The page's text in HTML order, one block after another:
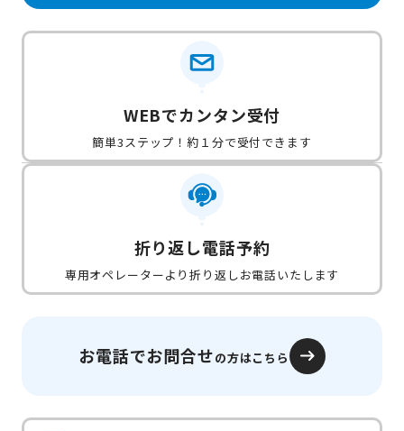
WEBでカンタン受付
簡単3ステップ！約１分で受付できます
折り返し電話予約
専用オペレーターより折り返しお電話いたします
お電話でお問合せの方はこちら